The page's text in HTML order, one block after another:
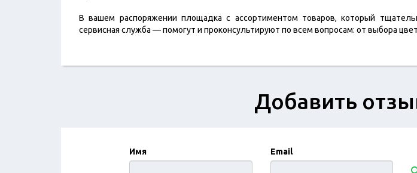
В вашем распоряжении площадка с ассортиментом товаров, который
сервисная служба — помогут и проконсультируют по всем вопросам: от выбора
Добавить
Имя
Email